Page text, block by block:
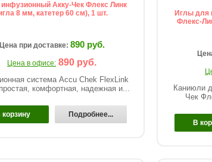
инфузионный Акку-Чек Флекс Линк
8 мм, катетер 60 см), 1 шт.
Цена при доставке: 890 руб.
Цена в офисе: 890 руб.
система Accu Chek FlexLink
комфортная, надежная и...
корзину Подробнее...
Иглы для
Флекс-
Каниюли
Чек
В